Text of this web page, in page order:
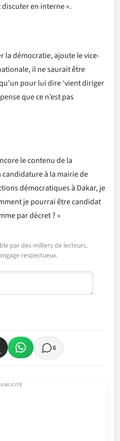
en interne ».
la démocratie, ajoute le vice-
il ne saurait être
pour lui dire ‘vient diriger
que ce n’est pas
le contenu de la
à la mairie de
démocratiques à Dakar, je
je pourrai être candidat
par décret ? »
par des milliers de lecteurs.
respectueux.
6